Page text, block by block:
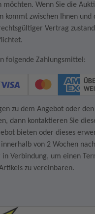
Wenn Sie die
kommt zwischen Ihnen und
Vertrag
folgende Zahlungsmittel:
zu dem Angebot oder den
dann kontaktieren Sie
bieten oder dieses
innerhalb von 2 Wochen
Verbindung, um einen
zu vereinbaren.